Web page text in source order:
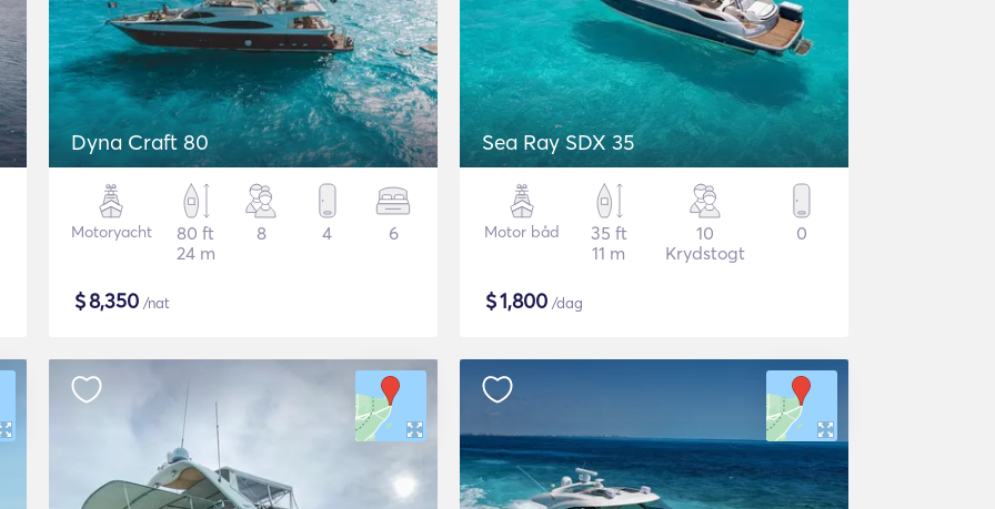
Dyna Craft 80
Motoryacht
80 ft
24 m
8 4 6
$8,350 /nat
Sea Ray SDX 35
Motor båd
35 ft
11 m
10
Krydstogt
0
$1,800 /dag